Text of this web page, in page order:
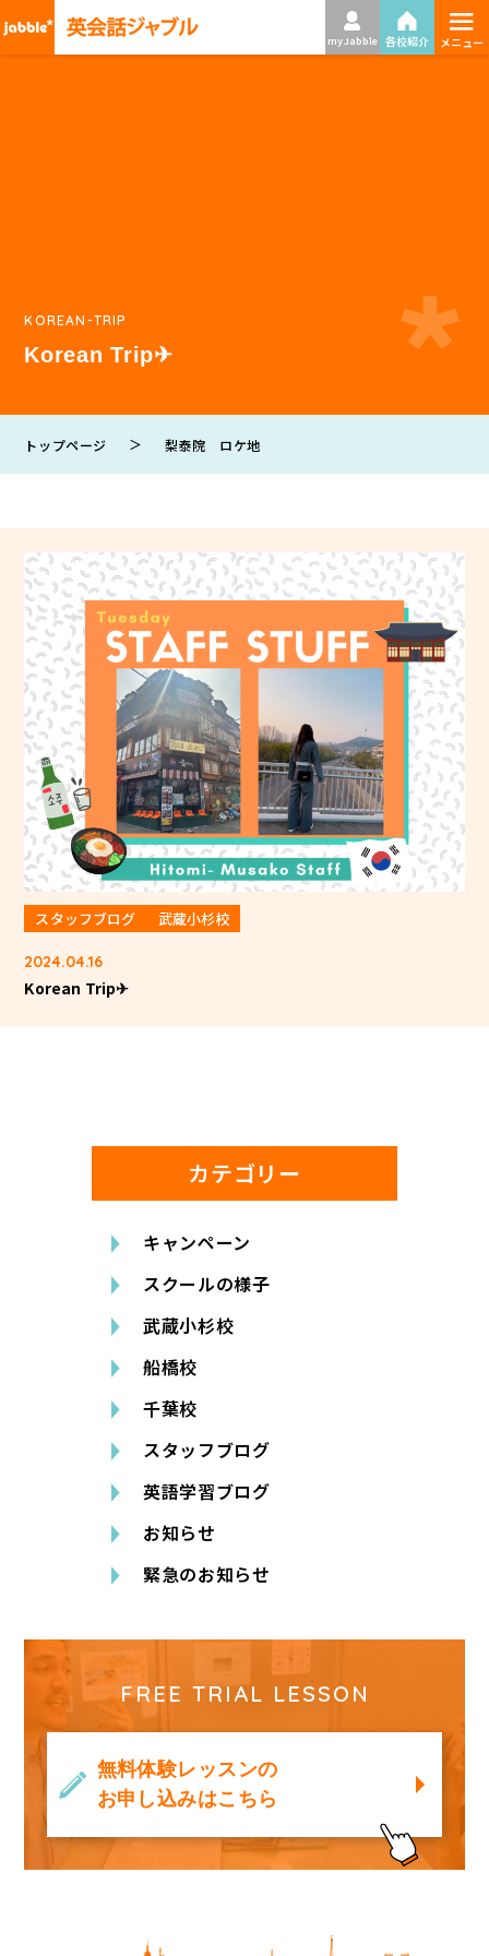
my Jabble 各校紹介 ≡
メニュー
KOREAN-TRIP
Korean Trip✈
トップページ ＞ 梨泰院 ロケ地
スタッフブログ 武蔵小杉校
2024.04.16
Korean Trip✈
カテゴリー
キャンペーン
スクールの様子
武蔵小杉校
船橋校
千葉校
スタッフブログ
英語学習ブログ
お知らせ
緊急のお知らせ
FREE TRIAL LESSON
無料体験レッスンの
お申し込みはこちら